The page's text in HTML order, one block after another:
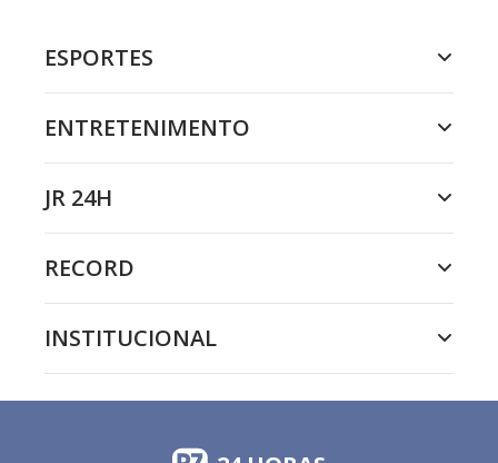
ESPORTES
ENTRETENIMENTO
JR 24H
RECORD
INSTITUCIONAL